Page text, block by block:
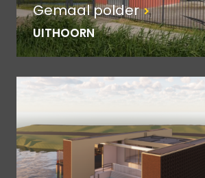
Gemaal polder
UITHOORN